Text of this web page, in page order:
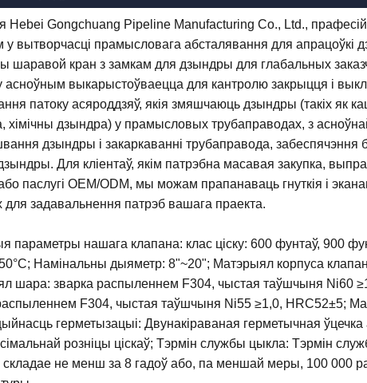
Hebei Gongchuang Pipeline Manufacturing Co., Ltd.,
у вытворчасці прамысловага абсталявання для апрацоўкі
шаравой кран з замкам для дзындры для глабальных
асноўным выкарыстоўваецца для кантролю закрыцця і
патоку асяроддзяў, якія змяшчаюць дзындры (такіх як
хімічны дзындра) у прамысловых трубаправодах, з
дзындры і закаркаванні трубаправода, забеспячэння
Для кліентаў, якім патрэбна масавая закупка,
паслугі OEM/ODM, мы можам прапанаваць гнуткія і
для задавальнення патрэб вашага праекта.
параметры нашага клапана: клас ціску: 600 фунтаў, 900
Намінальны дыяметр: 8"~20"; Матэрыял корпуса
шара: зварка распыленнем F304, чыстая таўшчыня Ni60
F304, чыстая таўшчыня Ni55 ≥1,0, HRC52±5;
герметызацыі: Двунакіраваная герметычная
розніцы ціскаў; Тэрмін службы цыкла: Тэрмін
складае не менш за 8 гадоў або, па меншай меры, 100 000